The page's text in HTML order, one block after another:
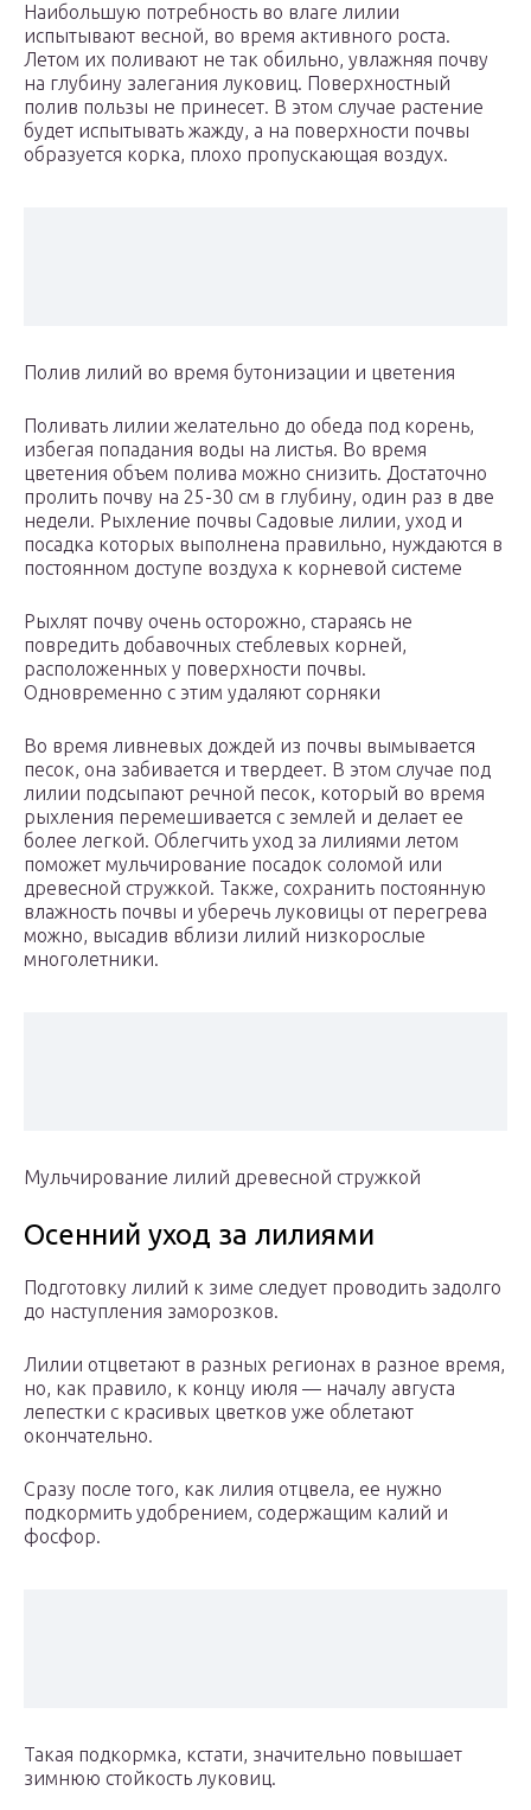
Наибольшую потребность во влаге лилии
испытывают весной, во время активного роста.
Летом их поливают не так обильно, увлажняя почву
на глубину залегания луковиц. Поверхностный
полив пользы не принесет. В этом случае растение
будет испытывать жажду, а на поверхности почвы
образуется корка, плохо пропускающая воздух.
Полив лилий во время бутонизации и цветения
Поливать лилии желательно до обеда под корень,
избегая попадания воды на листья. Во время
цветения объем полива можно снизить. Достаточно
пролить почву на 25-30 см в глубину, один раз в две
недели. Рыхление почвы Садовые лилии, уход и
посадка которых выполнена правильно, нуждаются в
постоянном доступе воздуха к корневой системе
Рыхлят почву очень осторожно, стараясь не
повредить добавочных стеблевых корней,
расположенных у поверхности почвы.
Одновременно с этим удаляют сорняки
Во время ливневых дождей из почвы вымывается
песок, она забивается и твердеет. В этом случае под
лилии подсыпают речной песок, который во время
рыхления перемешивается с землей и делает ее
более легкой. Облегчить уход за лилиями летом
поможет мульчирование посадок соломой или
древесной стружкой. Также, сохранить постоянную
влажность почвы и уберечь луковицы от перегрева
можно, высадив вблизи лилий низкорослые
многолетники.
Мульчирование лилий древесной стружкой
Осенний уход за лилиями
Подготовку лилий к зиме следует проводить задолго
до наступления заморозков.
Лилии отцветают в разных регионах в разное время,
но, как правило, к концу июля — началу августа
лепестки с красивых цветков уже облетают
окончательно.
Сразу после того, как лилия отцвела, ее нужно
подкормить удобрением, содержащим калий и
фосфор.
Такая подкормка, кстати, значительно повышает
зимнюю стойкость луковиц.